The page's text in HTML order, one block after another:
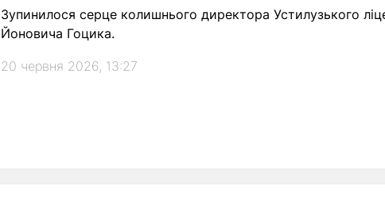
Зупинилося серце колишнього директора Устилузького
Йоновича Гоцика.
20 червня 2026, 13:27